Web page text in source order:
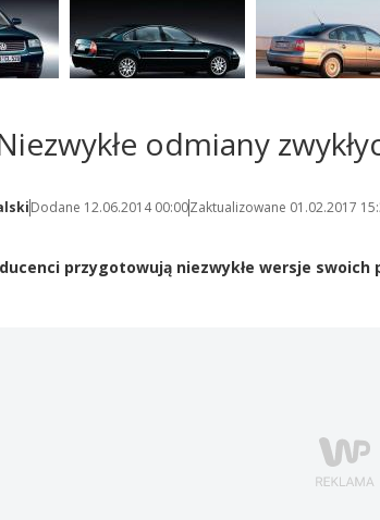
odmiany
Dodane 12.06.2014 00:00Zaktualizowane 01.02.2017
przygotowują niezwykłe wersje